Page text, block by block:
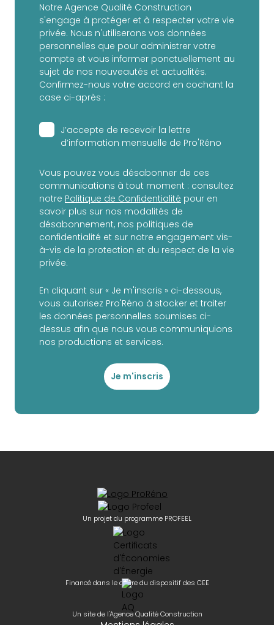
Notre Agence Qualité Construction
s'engage à protéger et à respecter votre vie
privée. Nous n'utiliserons vos données
personnelles que pour administrer votre
compte et vous informer ponctuellement au
sujet de nos nouveautés et actualités.
Confirmez-nous votre accord en cochant la
case ci-après :
J’accepte de recevoir la lettre
d’information mensuelle de Pro'Réno
Vous pouvez vous désabonner de ces
communications à tout moment : consultez
notre Politique de Confidentialité pour en
savoir plus sur nos modalités de
désabonnement, nos politiques de
confidentialité et sur notre engagement vis-
à-vis de la protection et du respect de la vie
privée.
En cliquant sur « Je m'inscris » ci-dessous,
vous autorisez Pro'Réno à stocker et traiter
les données personnelles soumises ci-
dessus afin que nous vous communiquions
nos productions et services.
Je m'inscris
Un projet du programme PROFEEL
Financé dans le cadre du dispositif des CEE
Un site de l'Agence Qualité Construction